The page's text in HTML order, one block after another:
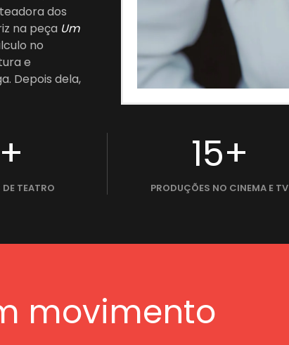
dos
na peça Um
no
e
Depois dela,
TEATRO
15+
PRODUÇÕES NO CINEMA E TV
movimento